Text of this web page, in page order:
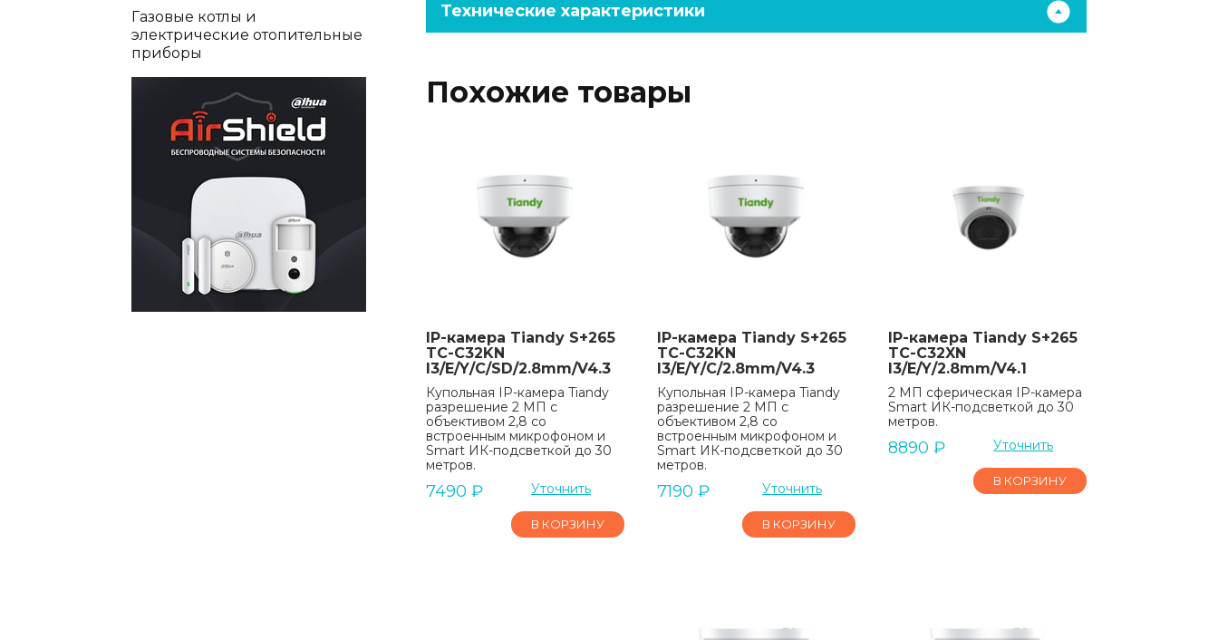
Технические характеристики
Похожие товары
IP-камера Tiandy S+265
TC-C32KN
I3/E/Y/C/SD/2.8mm/V4.3
Купольная IP-камера Tiandy
разрешение 2 МП с
объективом 2,8 со
встроенным микрофоном и
Smart ИК-подсветкой до 30
метров.
7490 ₽ Уточнить
В КОРЗИНУ
IP-камера Tiandy S+265
TC-C32KN
I3/E/Y/C/2.8mm/V4.3
Купольная IP-камера Tiandy
разрешение 2 МП с
объективом 2,8 со
встроенным микрофоном и
Smart ИК-подсветкой до 30
метров.
7190 ₽ Уточнить
В КОРЗИНУ
IP-камера Tiandy S+265
TC-C32XN
I3/E/Y/2.8mm/V4.1
2 МП сферическая IP-камера
Smart ИК-подсветкой до 30
метров.
8890 ₽ Уточнить
В КОРЗИНУ
Газовые котлы и
электрические отопительные
приборы